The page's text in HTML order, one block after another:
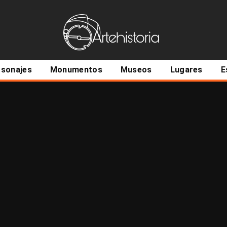
Monumentos Museos Lugares